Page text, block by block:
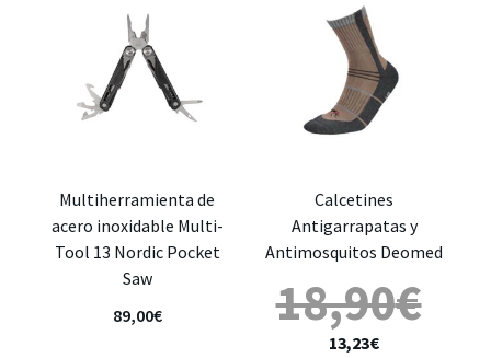
Multiherramienta de
acero inoxidable Multi-
Tool 13 Nordic Pocket
Saw
89,00€
Calcetines
Antigarrapatas y
Antimosquitos Deomed
18,90€
13,23€